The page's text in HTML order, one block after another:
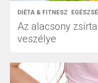
DIÉTA & FITNESZ
Az alacsony
veszélye